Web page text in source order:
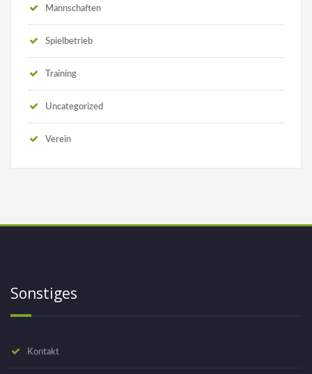
Mannschaften
Spielbetrieb
Training
Uncategorized
Verein
Sonstiges
Kontakt